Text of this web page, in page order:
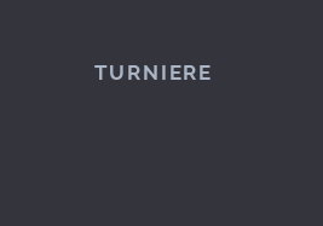
TURNIERE